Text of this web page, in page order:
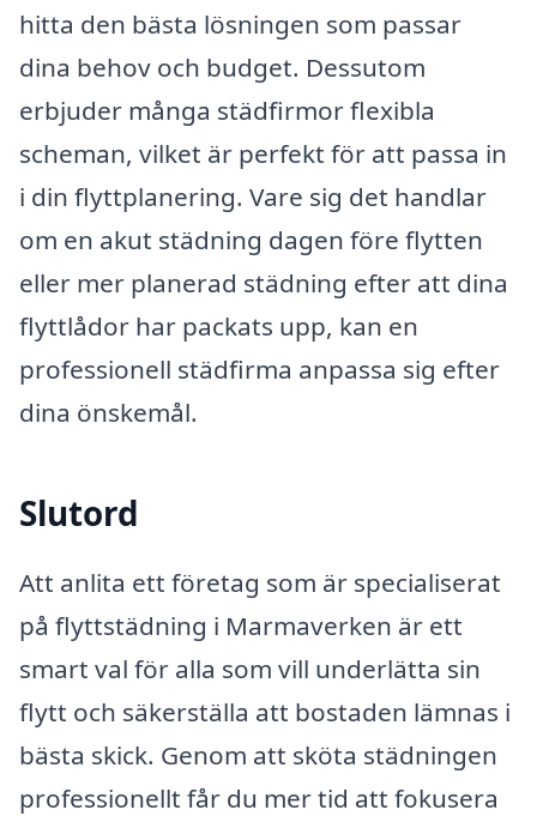
hitta den bästa lösningen som passar
dina behov och budget. Dessutom
erbjuder många städfirmor flexibla
scheman, vilket är perfekt för att passa in
i din flyttplanering. Vare sig det handlar
om en akut städning dagen före flytten
eller mer planerad städning efter att dina
flyttlådor har packats upp, kan en
professionell städfirma anpassa sig efter
dina önskemål.
Slutord
Att anlita ett företag som är specialiserat
på flyttstädning i Marmaverken är ett
smart val för alla som vill underlätta sin
flytt och säkerställa att bostaden lämnas i
bästa skick. Genom att sköta städningen
professionellt får du mer tid att fokusera